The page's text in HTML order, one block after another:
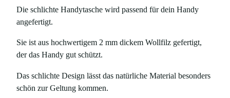
l
z
i
t
e
x
Die schlichte Handytasche wird passend für dein Handy
angefertigt.
Sie ist aus hochwertigem 2 mm dickem Wollfilz gefertigt,
der das Handy gut schützt.
Das schlichte Design lässt das natürliche Material besonders
schön zur Geltung kommen.